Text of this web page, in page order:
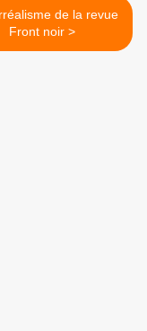
de la revue
Front noir >